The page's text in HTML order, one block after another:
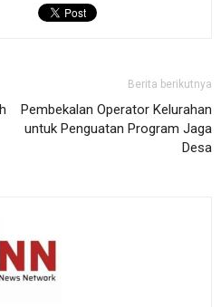
Berita berikutnya
Pembekalan Operator Kelurahan
untuk Penguatan Program Jaga
Desa